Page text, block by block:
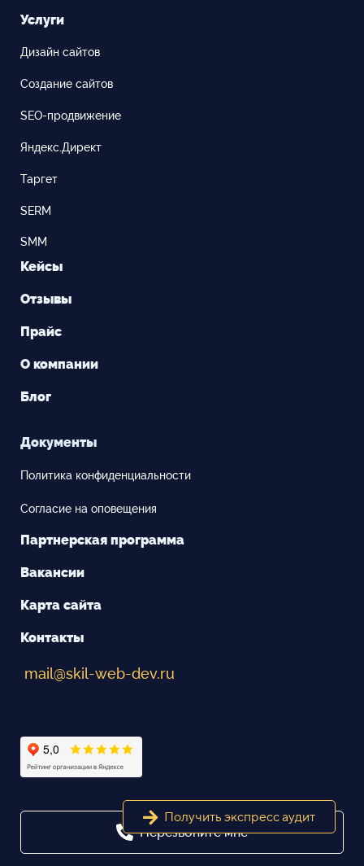
Услуги
Дизайн сайтов
Создание сайтов
SEO-продвижение
Яндекс.Директ
Таргет
SERM
SMM
Кейсы
Отзывы
Прайс
О компании
Блог
Документы
Политика конфиденциальности
Согласие на оповещения
Партнерская программа
Вакансии
Карта сайта
Контакты
mail@skil-web-dev.ru
Перезвоните мне
Получить экспресс аудит